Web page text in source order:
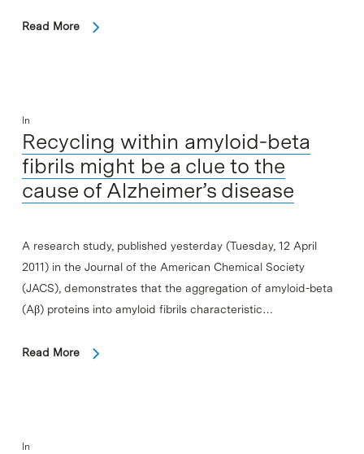
Read More
In
Recycling within amyloid-beta
fibrils might be a clue to the
cause of Alzheimer’s disease
A research study, published yesterday (Tuesday, 12 April
2011) in the Journal of the American Chemical Society
(JACS), demonstrates that the aggregation of amyloid-beta
(Aβ) proteins into amyloid fibrils characteristic…
Read More
In